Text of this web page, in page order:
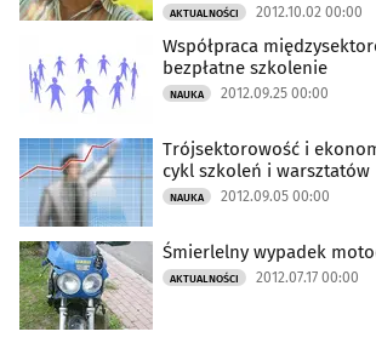
AKTUALNOŚCI 2012.10.02 00:00
Współpraca
bezpłatne szkolenie
NAUKA 2012.09.25 00:00
Trójsektorowość i
cykl szkoleń i warsztatów
NAUKA 2012.09.05 00:00
Śmierlelny wypadek
AKTUALNOŚCI 2012.07.17 00:00